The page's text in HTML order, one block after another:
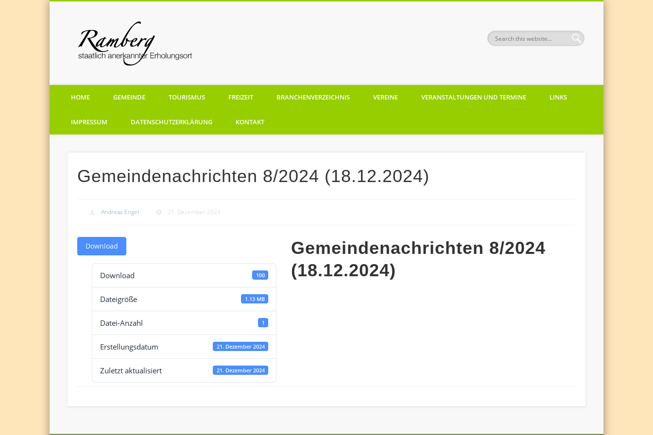
staatlich anerkannten Erholungsort
HOME GEMEINDE TOURISMUS FREIZEIT BRANCHENVERZEICHNIS VEREINE VERANSTALTUNGEN UND TERMINE LINKS
IMPRESSUM DATENSCHUTZERKLÄRUNG KONTAKT
Gemeindenachrichten 8/2024 (18.12.2024)
Andreas Engel 21. Dezember 2024
Download
Download 100
Dateigröße 1.13 MB
Datei-Anzahl 1
Erstellungsdatum 21. Dezember 2024
Zuletzt aktualisiert 21. Dezember 2024
Gemeindenachrichten 8/2024
(18.12.2024)